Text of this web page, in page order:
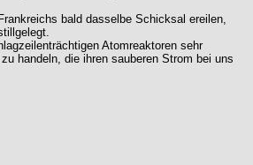
bald dasselbe Schicksal ereilen,
Atomreaktoren sehr
handeln, die ihren sauberen Strom bei uns